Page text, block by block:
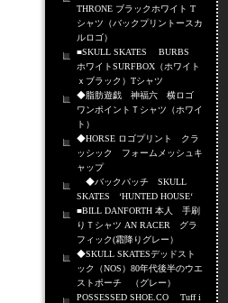
THRONE ブラックホワイト T
シャツ（バックプリントースカ
ルロゴ）
■SKULL SKATES BURBS
ホワイトSURFBOX（ホワイト
ｘブラック）Tシャツ
◆脂肪遊戯 神福六 横ロゴ
ワンポイントＴシャツ（ホワイ
ト）
◆HORSE ロゴプリント クラ
ッシック フォームメッシュキ
ャップ
◆バックパッチ SKULL
SKATES ‘HUNTED HOUSE‘
■BILL DANFORTH 本人 手刷
りＴシャツ AN RACER グラ
フィック(霜降りグレー）
◆SKULL SKATESデッドスト
ック（NOS）80年代後半のウエ
ストポーチ （グレー）
POSSESSED SHOE.CO Tuff i